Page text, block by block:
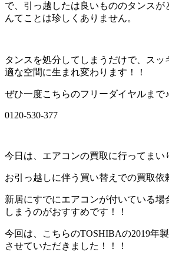
で、引っ越したは良いもののタンスが
んてことは珍しくありません。
タンスを処分してしまうだけで、ス
適な空間に生まれ変わります！！
ぜひ一度こちらのフリーダイヤルまで♪
0120-530-377
今日は、エアコンの買取に行ってまい
お引っ越しに伴う買い替えでの買取依
新居にすでにエアコンが付いている場
しまうのがおすすめです！！
今回は、こちらのTOSHIBAの2019年
させていただきました！！！